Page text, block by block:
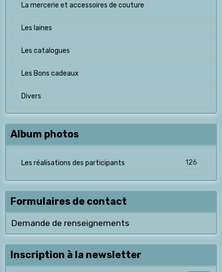
La mercerie et accessoires de couture
Les laines
Les catalogues
Les Bons cadeaux
Divers
Album photos
Les réalisations des participants 126
Formulaires de contact
Demande de renseignements
Inscription à la newsletter